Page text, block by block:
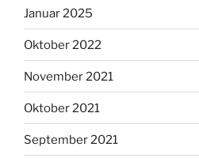
Januar 2025
Oktober 2022
November 2021
Oktober 2021
September 2021